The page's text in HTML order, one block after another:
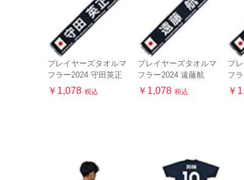
プレイヤーズタオルマ
フラー2024 守田英正
￥1,078 税込
プレイヤーズタオルマ
フラー2024 遠藤航
￥1,078 税込
プ
フ
￥